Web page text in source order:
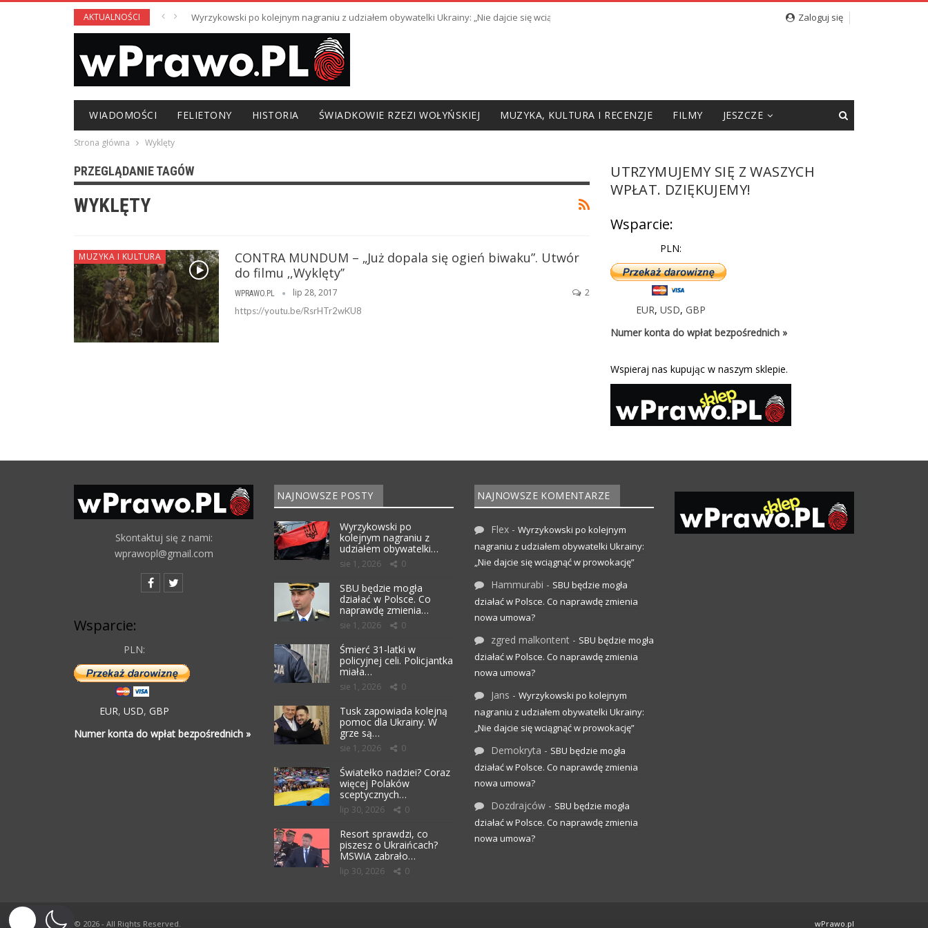
AKTUALNOŚCI Wyrzykowski po kolejnym nagraniu z udziałem obywatelki Ukrainy: „Nie dajcie się wciągnąć w prowokację” Zaloguj się
WIADOMOŚCI FELIETONY HISTORIA ŚWIADKOWIE RZEZI WOŁYŃSKIEJ MUZYKA, KULTURA I RECENZJE FILMY JESZCZE
Strona główna Wyklęty
PRZEGLĄDANIE TAGÓW
WYKLĘTY
MUZYKA I KULTURA
CONTRA MUNDUM – „Już dopala się ogień biwaku”. Utwór
do filmu ‚,Wyklęty’’
WPRAWO.PL lip 28, 2017 2
https://youtu.be/RsrHTr2wKU8
UTRZYMUJEMY SIĘ Z WASZYCH
WPŁAT. DZIĘKUJEMY!
Wsparcie:
PLN:
EUR,USD,GBP
Numer konta do wpłat bezpośrednich »
Wspieraj nas kupując w naszym sklepie.
Skontaktuj się z nami:
wprawopl@gmail.com
Wsparcie:
PLN:
EUR, USD, GBP
Numer konta do wpłat bezpośrednich »
NAJNOWSZE POSTY
Wyrzykowski po
kolejnym nagraniu z
udziałem obywatelki…
sie 1, 2026 0
SBU będzie mogła
działać w Polsce. Co
naprawdę zmienia…
sie 1, 2026 0
Śmierć 31-latki w
policyjnej celi. Policjantka
miała…
sie 1, 2026 0
Tusk zapowiada kolejną
pomoc dla Ukrainy. W
grze są…
sie 1, 2026 0
Światełko nadziei? Coraz
więcej Polaków
sceptycznych…
lip 30, 2026 0
Resort sprawdzi, co
piszesz o Ukraińcach?
MSWiA zabrało…
lip 30, 2026 0
NAJNOWSZE KOMENTARZE
Flex - Wyrzykowski po kolejnym
nagraniu z udziałem obywatelki Ukrainy:
„Nie dajcie się wciągnąć w prowokację”
Hammurabi - SBU będzie mogła
działać w Polsce. Co naprawdę zmienia
nowa umowa?
zgred malkontent - SBU będzie mogła
działać w Polsce. Co naprawdę zmienia
nowa umowa?
Jans - Wyrzykowski po kolejnym
nagraniu z udziałem obywatelki Ukrainy:
„Nie dajcie się wciągnąć w prowokację”
Demokryta - SBU będzie mogła
działać w Polsce. Co naprawdę zmienia
nowa umowa?
Dozdrajców - SBU będzie mogła
działać w Polsce. Co naprawdę zmienia
nowa umowa?
© 2026 - All Rights Reserved. wPrawo.pl